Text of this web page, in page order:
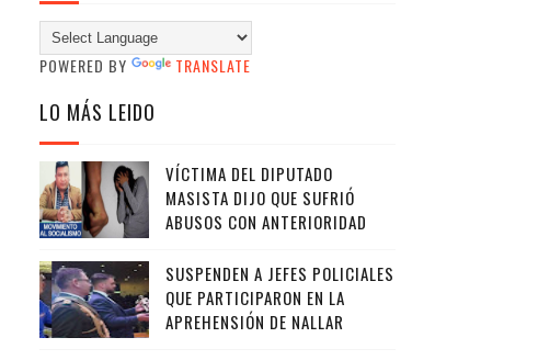
POWERED BY TRANSLATE
LO MÁS LEIDO
VÍCTIMA DEL DIPUTADO
MASISTA DIJO QUE SUFRIÓ
ABUSOS CON ANTERIORIDAD
SUSPENDEN A JEFES POLICIALES
QUE PARTICIPARON EN LA
APREHENSIÓN DE NALLAR